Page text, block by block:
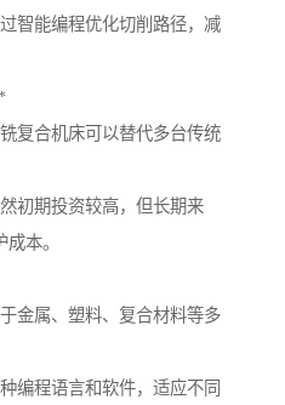
智能编程优化切削路径，减
复合机床可以替代多台传统
初期投资较高，但长期来
本。
金属、塑料、复合材料等多
编程语言和软件，适应不同